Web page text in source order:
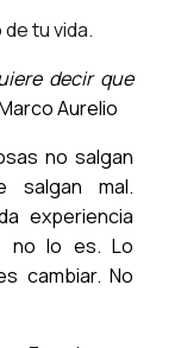
tu vida.
decir que
Aurelio
no salgan
salgan mal.
experiencia
no lo es. Lo
cambiar. No